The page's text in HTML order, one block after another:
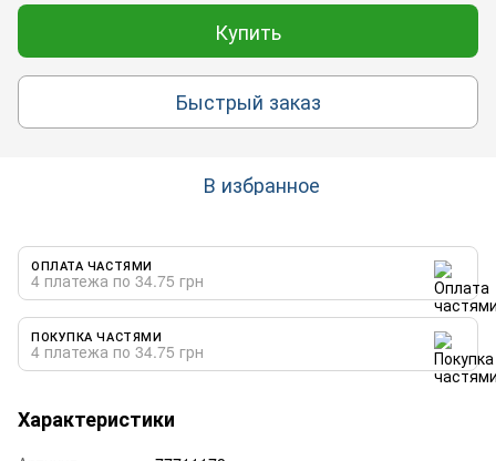
Купить
Быстрый заказ
В избранное
ОПЛАТА ЧАСТЯМИ
4 платежа по 34.75 грн
ПОКУПКА ЧАСТЯМИ
4 платежа по 34.75 грн
Характеристики